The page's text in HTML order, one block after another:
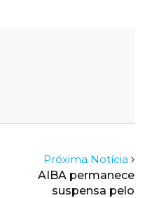
Próxima Notícia
AIBA permanece
suspensa pelo